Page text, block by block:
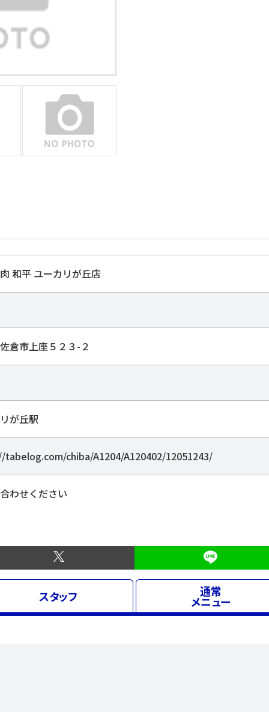
和平 ユーカリが丘店
倉市上座５２３-２
が丘駅
chiba/A1204/A120402/12051243/
わせください
スタッフ 通常
メニュー